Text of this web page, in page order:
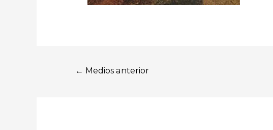
← Medios anterior